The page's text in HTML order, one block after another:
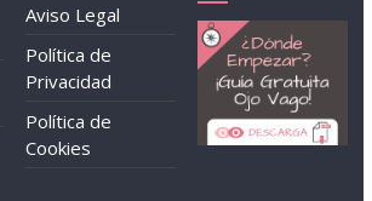
Aviso Legal
Política de
Privacidad
Política de
Cookies